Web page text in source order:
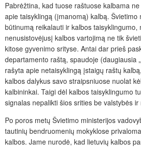
Pabrėžtina, kad tuose raštuose kalbama
apie taisyklingą (įmanomą) kalbą. Švietimo
būtinumą reikalauti ir kalbos taisyklingumo,
nenusistovėjusį kalbos vartojimą ne tik
kitose gyvenimo srityse. Antai dar prieš
departamento raštą, spaudoje (daugiausia
rašyta apie netaisyklingą įstaigų raštų
kalbos dalykus savo straipsniuose nuolat
kalbininkai. Taigi dėl kalbos taisyklingumo
signalas nepalikti šios srities be valstybės
Po poros metų Švietimo ministerijos
tautinių bendruomenių mokyklose
kalbos. Jame nurodė, kad lietuvių kalbos